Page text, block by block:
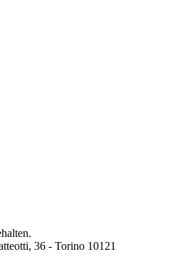
36 - Torino 10121